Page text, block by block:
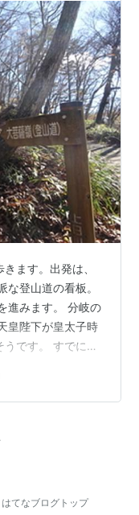
ます。出発は、
な登山道の看板。
進みます。 分岐の
皇陛下が皇太子時
です。 すでに標
を進みます。 苔
！ 介山荘が見えて
、間ノ岳、北岳、